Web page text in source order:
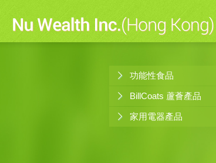
功能性食品
BillCoats 蘆薈產品
家用電器產品